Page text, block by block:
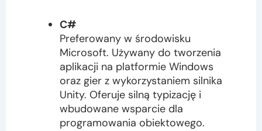
C#
Preferowany w środowisku
Microsoft. Używany do tworzenia
aplikacji na platformie Windows
oraz gier z wykorzystaniem silnika
Unity. Oferuje silną typizację i
wbudowane wsparcie dla
programowania obiektowego.